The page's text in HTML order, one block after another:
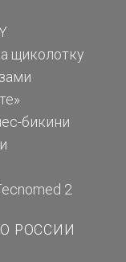
щиколотку
бикини
2
РОССИИ